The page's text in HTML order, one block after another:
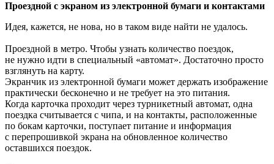
Проездной с экраном из электронной бумаги и контактами
Идея, кажется, не нова, но в таком виде найти не удалось.
Проездной в метро. Чтобы узнать количество поездок,
не нужно идти в специальный «автомат». Достаточно просто
взглянуть на карту.
Экранчик из электронной бумаги может держать изображение
практически бесконечно и не требует на это питания.
Когда карточка проходит через турникетный автомат, одна
поездка считывается с чипа, и на контакты, расположенные
по бокам карточки, поступает питание и информация
с перепрошивкой экрана на обновленное количество
оставшихся поездок.